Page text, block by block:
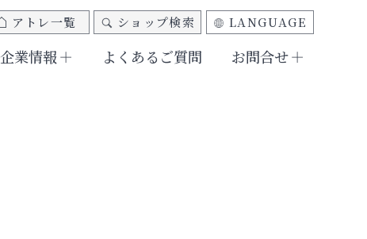
企業情報 よくあるご質問 お問合せ
アトレ一覧 ショップ検索 LANGUAGE